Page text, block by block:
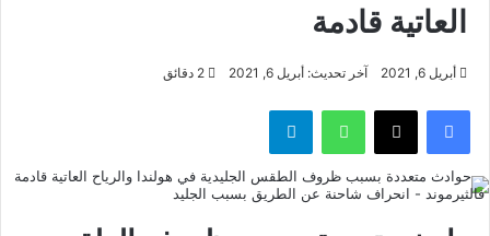
العاتية قادمة
أبريل 6, 2021 آخر تحديث: أبريل 6, 2021
فيسبوك ‫X واتساب تيلقرام
فالثيرموند - انحراف شاحنة عن الطريق بسبب الجليد